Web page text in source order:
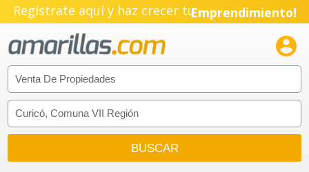
Regístrate aquí y haz crecer tuEmprendimiento!
